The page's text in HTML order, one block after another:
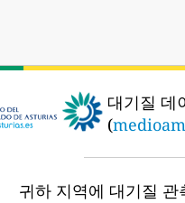
대기질 데
(
귀하 지역에 대기질